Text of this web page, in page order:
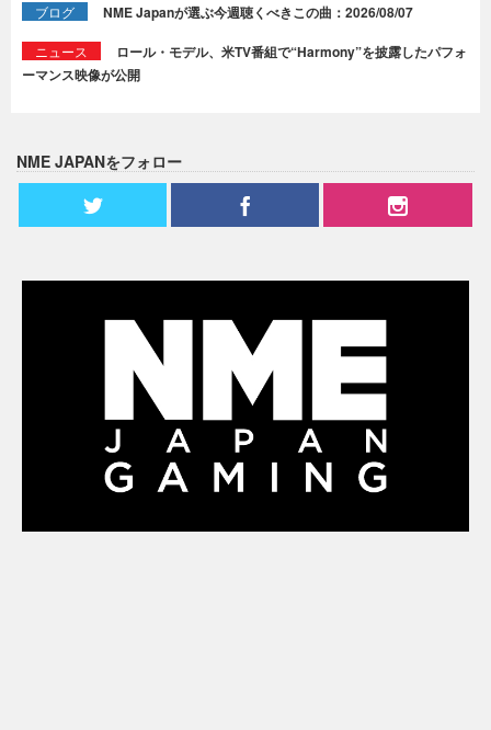
ブログ NME Japanが選ぶ今週聴くべきこの曲：2026/08/07
ニュース
ロール・モデル、米TV番組で“Harmony”を披露したパフォ
ーマンス映像が公開
NME JAPANをフォロー